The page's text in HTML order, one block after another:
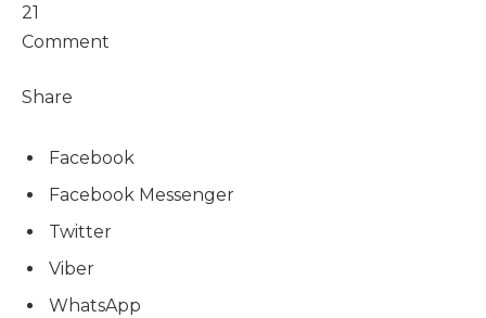
21
Comment
Share
Facebook
Facebook Messenger
Twitter
Viber
WhatsApp